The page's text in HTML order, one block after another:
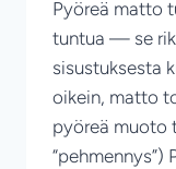
Pyöreä matto
tuntua — se
sisustuksesta
oikein, matto
pyöreä muoto
“pehmennys”)